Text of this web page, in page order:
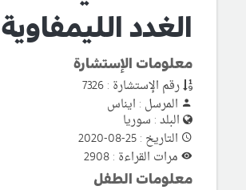
الغدد الليمفاوية
معلومات الإستشارة
رقم الإستشارة : 7326
المرسل : ايناس
البلد : سوريا
التاريخ : 25-08-2020
مرات القراءة : 2908
معلومات الطفل